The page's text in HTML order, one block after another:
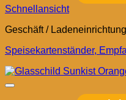
Schnellansicht
Geschäft / Ladeneinrichtung
Speisekartenständer,